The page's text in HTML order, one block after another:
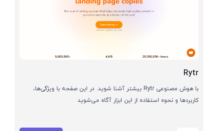
Rytr
با هوش مصنوعی Rytr بیشتر آشنا شوید. در این صفحه با ویژگی‌ها،
کاربردها و نحوه استفاده از این ابزار آگاه می‌شوید